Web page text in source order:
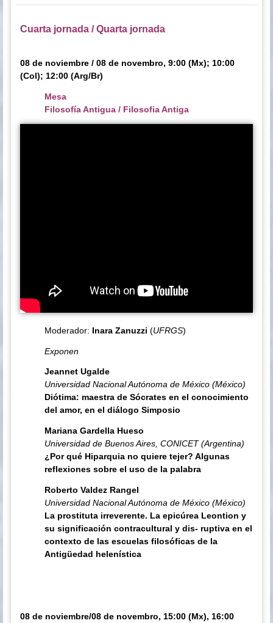
Cuarta jornada / Quarta jornada
08 de noviembre / 08 de novembro, 9:00 (Mx); 10:00
(Col); 12:00 (Arg/Br)
Mesa
Filosofía Antigua / Filosofia Antiga
Moderador: Inara Zanuzzi (UFRGS)
Exponen
Jeannet Ugalde
Universidad Nacional Autónoma de México (México)
Diótima: maestra de Sócrates en el conocimiento
del amor, en el diálogo Simposio
Mariana Gardella Hueso
Universidad de Buenos Aires, CONICET (Argentina)
¿Por qué Hiparquia no quiere tejer? Algunas
reflexiones sobre el uso de la palabra
Roberto Valdez Rangel
Universidad Nacional Autónoma de México (México)
La prostituta irreverente. La epicúrea Leontion y
su significación contracultural y dis- ruptiva en el
contexto de las escuelas filosóficas de la
Antigüedad helenística
08 de noviembre/08 de novembro, 15:00 (Mx), 16:00